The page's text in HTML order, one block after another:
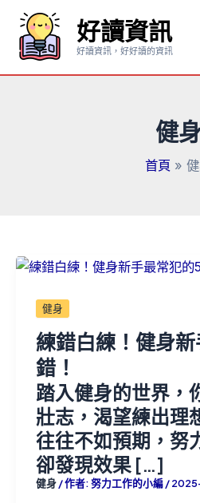
要
好讀資訊
好讀資訊，好好讀的資訊
健
首頁
健身
練錯白練！健身
錯！
踏入健身的世界，
壯志，渴望練出理
往往不如預期，努
卻發現效果 […]
健身/ 作者:努力工作的小編/